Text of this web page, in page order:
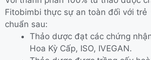
Fitobimbi thực sự an toàn đối với trẻ
chuẩn sau:
Thảo dược đạt các chứng
Hoa Kỳ Cấp, ISO, IVEGAN.